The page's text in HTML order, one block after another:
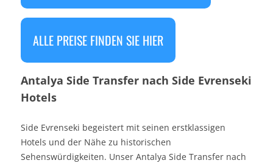
ALLE PREISE FINDEN SIE HIER
Antalya Side Transfer nach Side Evrenseki
Hotels
Side Evrenseki begeistert mit seinen erstklassigen
Hotels und der Nähe zu historischen
Sehenswürdigkeiten. Unser Antalya Side Transfer nach